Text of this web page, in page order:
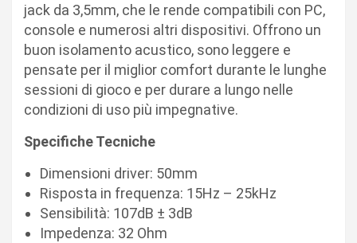
jack da 3,5mm, che le rende compatibili con PC,
console e numerosi altri dispositivi. Offrono un
buon isolamento acustico, sono leggere e
pensate per il miglior comfort durante le lunghe
sessioni di gioco e per durare a lungo nelle
condizioni di uso più impegnative.
Specifiche Tecniche
Dimensioni driver: 50mm
Risposta in frequenza: 15Hz – 25kHz
Sensibilità: 107dB ± 3dB
Impedenza: 32 Ohm